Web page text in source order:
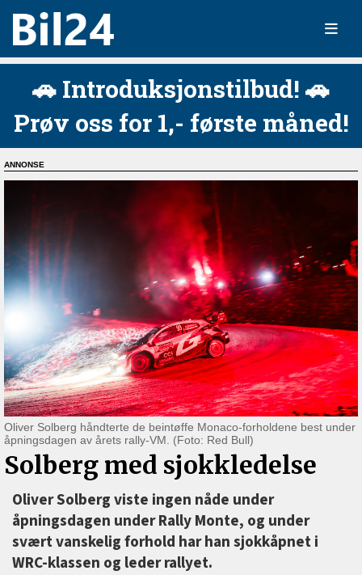
🚗 Introduksjonstilbud! 🚗
Prøv oss for 1,- første måned!
Oliver Solberg håndterte de beintøffe Monaco-forholdene best under
åpningsdagen av årets rally-VM. (Foto: Red Bull)
Solberg med sjokkledelse
Oliver Solberg viste ingen nåde under
åpningsdagen under Rally Monte, og under
svært vanskelig forhold har han sjokkåpnet i
WRC-klassen og leder rallyet.